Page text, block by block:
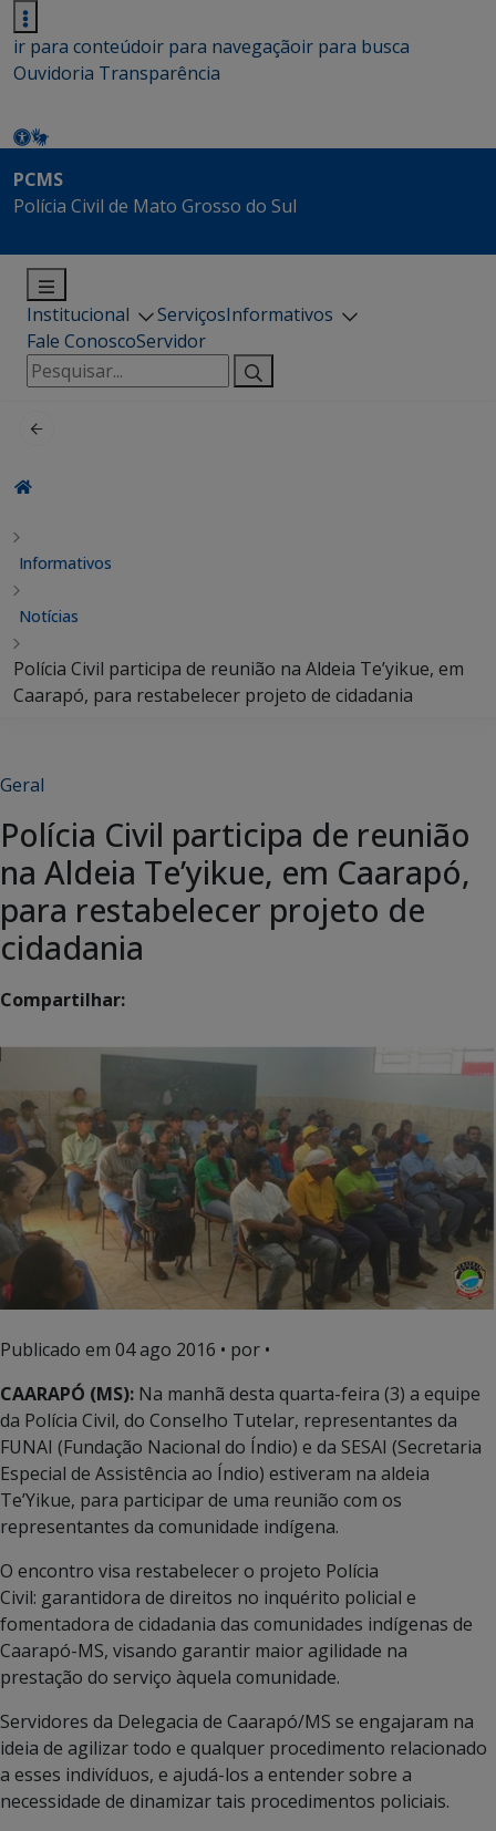
ir para conteúdoir para navegaçãoir para busca
Ouvidoria Transparência
PCMS
Polícia Civil de Mato Grosso do Sul
Institucional ServiçosInformativos
Fale ConoscoServidor
Pesquisar
por:
Informativos
Notícias
Polícia Civil participa de reunião na Aldeia Te’yikue, em
Caarapó, para restabelecer projeto de cidadania
Geral
Polícia Civil participa de reunião
na Aldeia Te’yikue, em Caarapó,
para restabelecer projeto de
cidadania
Compartilhar:
Publicado em 04 ago 2016 • por •
CAARAPÓ (MS): Na manhã desta quarta-feira (3) a equipe
da Polícia Civil, do Conselho Tutelar, representantes da
FUNAI (Fundação Nacional do Índio) e da SESAI (Secretaria
Especial de Assistência ao Índio) estiveram na aldeia
Te’Yikue, para participar de uma reunião com os
representantes da comunidade indígena.
O encontro visa restabelecer o projeto Polícia
Civil: garantidora de direitos no inquérito policial e
fomentadora de cidadania das comunidades indígenas de
Caarapó-MS, visando garantir maior agilidade na
prestação do serviço àquela comunidade.
Servidores da Delegacia de Caarapó/MS se engajaram na
ideia de agilizar todo e qualquer procedimento relacionado
a esses indivíduos, e ajudá-los a entender sobre a
necessidade de dinamizar tais procedimentos policiais.